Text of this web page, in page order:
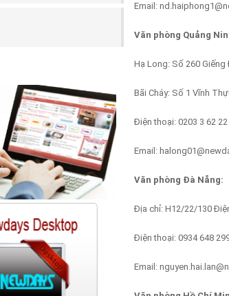
Email:
Văn phòng Quảng
Hạ Long: Số 260
Bãi Cháy: Số 1 Vĩnh
Điện thoại: 0203 3 62 22
Email:
Văn phòng Đà Nẵng:
Địa chỉ: H12/22/130
Điện thoại: 0934 648
Email: